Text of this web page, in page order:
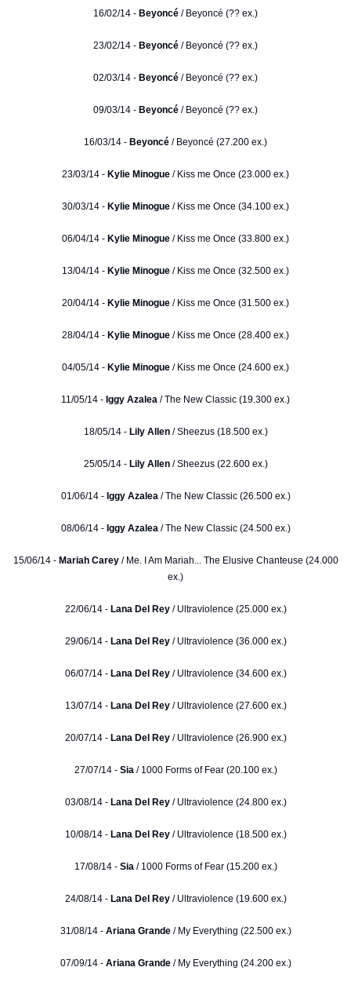
16/02/14 - Beyoncé / Beyoncé (?? ex.)
23/02/14 - Beyoncé / Beyoncé (?? ex.)
02/03/14 - Beyoncé / Beyoncé (?? ex.)
09/03/14 - Beyoncé / Beyoncé (?? ex.)
16/03/14 - Beyoncé / Beyoncé (27.200 ex.)
23/03/14 - Kylie Minogue / Kiss me Once (23.000 ex.)
30/03/14 - Kylie Minogue / Kiss me Once (34.100 ex.)
06/04/14 - Kylie Minogue / Kiss me Once (33.800 ex.)
13/04/14 - Kylie Minogue / Kiss me Once (32.500 ex.)
20/04/14 - Kylie Minogue / Kiss me Once (31.500 ex.)
28/04/14 - Kylie Minogue / Kiss me Once (28.400 ex.)
04/05/14 - Kylie Minogue / Kiss me Once (24.600 ex.)
11/05/14 - Iggy Azalea / The New Classic (19.300 ex.)
18/05/14 - Lily Allen/ Sheezus (18.500 ex.)
25/05/14 - Lily Allen/ Sheezus (22.600 ex.)
01/06/14 - Iggy Azalea/ The New Classic (26.500 ex.)
08/06/14 - Iggy Azalea/ The New Classic (24.500 ex.)
15/06/14 - Mariah Carey/ Me. I Am Mariah... The Elusive Chanteuse (24.000
ex.)
22/06/14 - Lana Del Rey/ Ultraviolence (25.000 ex.)
29/06/14 - Lana Del Rey / Ultraviolence (36.000 ex.)
06/07/14 - Lana Del Rey/ Ultraviolence (34.600 ex.)
13/07/14 -Lana Del Rey / Ultraviolence (27.600 ex.)
20/07/14 -Lana Del Rey/ Ultraviolence (26.900 ex.)
27/07/14 - Sia / 1000 Forms of Fear (20.100 ex.)
03/08/14 - Lana Del Rey / Ultraviolence (24.800 ex.)
10/08/14 - Lana Del Rey/ Ultraviolence (18.500 ex.)
17/08/14 - Sia / 1000 Forms of Fear (15.200 ex.)
24/08/14 -Lana Del Rey/ Ultraviolence (19.600 ex.)
31/08/14 - Ariana Grande/ My Everything (22.500 ex.)
07/09/14 - Ariana Grande/ My Everything (24.200 ex.)